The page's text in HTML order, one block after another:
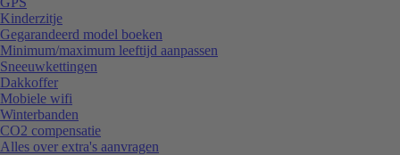
Kinderzitje
Gegarandeerd model boeken
Minimum/maximum leeftijd aanpassen
Sneeuwkettingen
Dakkoffer
Mobiele wifi
Winterbanden
CO2 compensatie
Alles over extra's aanvragen